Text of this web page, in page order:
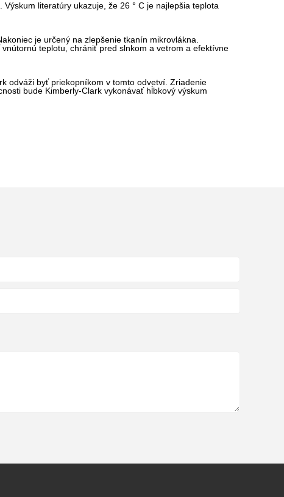
literatúry ukazuje, že 26 ° C je najlepšia teplota
je určený na zlepšenie tkanín mikrovlákna.
teplotu, chrániť pred slnkom a vetrom a efektívne
odváži byť priekopníkom v tomto odvetví. Zriadenie
bude Kimberly-Clark vykonávať hĺbkový výskum